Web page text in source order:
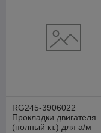
RG245-3906022
Прокладки двигателя
(полный кт.) для а/м